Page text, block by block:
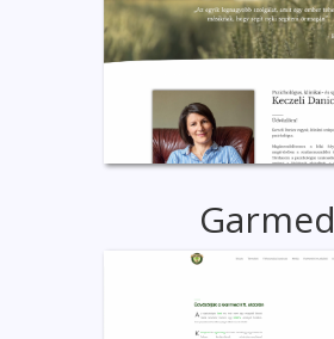
Garmed